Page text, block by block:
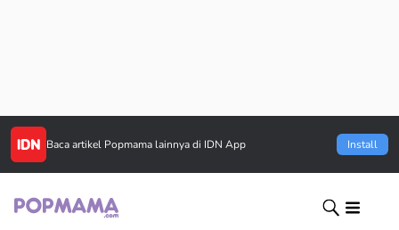
Baca artikel Popmama lainnya di IDN App Install